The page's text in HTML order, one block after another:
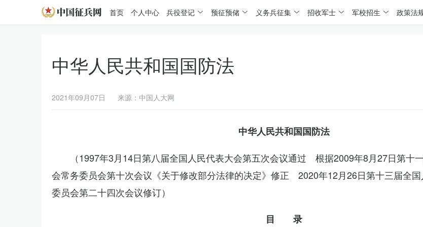
首页 个人中心 兵役登记 预征预储 义务兵征集 招收军士 军校招生 政策法
中华人民共和国国防法
2021年09月07日 来源：中国人大网
中华人民共和国国防法
（1997年3月14日第八届全国人民代表大会第五次会议通过 根据2009年8月27日第十
会常务委员会第十次会议《关于修改部分法律的决定》修正 2020年12月26日第十三届全
委员会第二十四次会议修订）
目 录